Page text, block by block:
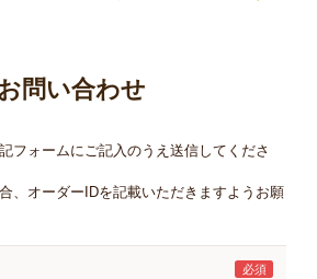
問い合わせ
フォームにご記入のうえ送信してくださ
、オーダーIDを記載いただきますようお願